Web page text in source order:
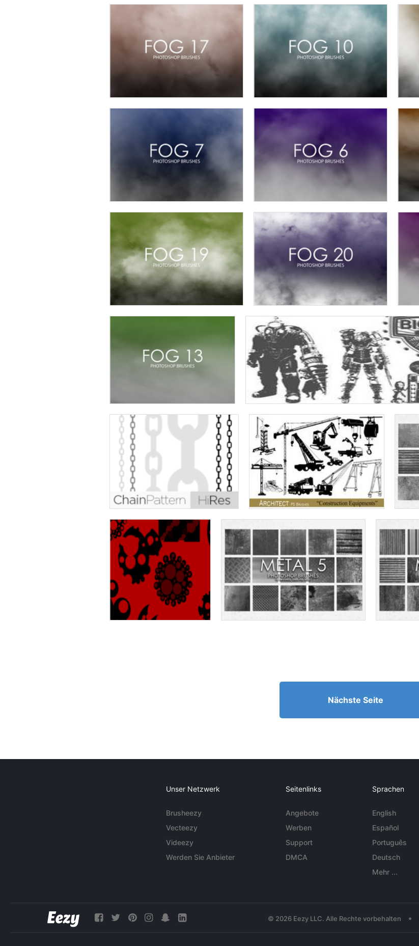
Nächste Seite
Unser Netzwerk
Brusheezy
Vecteezy
Videezy
Werden Sie Anbieter
Seitenlinks
Angebote
Werben
Support
DMCA
Sprachen
English
Español
Português
Deutsch
Mehr ...
© 2026 Eezy LLC. Alle Rechte vorbehalten •